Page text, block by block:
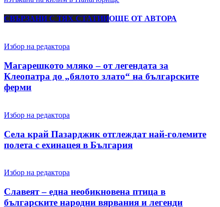
СВЪРЗАНИ С ТЯХ СТАТИИОЩЕ ОТ АВТОРА
Избор на редактора
Магарешкото мляко – от легендата за
Клеопатра до „бялото злато“ на българските
ферми
Избор на редактора
Села край Пазарджик отглеждат най-големите
полета с ехинацея в България
Избор на редактора
Славеят – една необикновена птица в
българските народни вярвания и легенди